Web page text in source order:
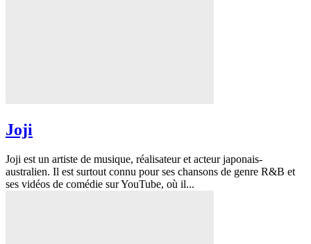
Joji
Joji est un artiste de musique, réalisateur et acteur japonais-
australien. Il est surtout connu pour ses chansons de genre R&B et
ses vidéos de comédie sur YouTube, où il...